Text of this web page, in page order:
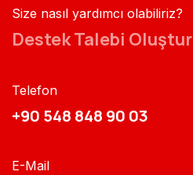
Size nasıl yardımcı olabiliriz?
Destek Talebi Oluştur
Telefon
+90 548 848 90 03​​
E-Mail